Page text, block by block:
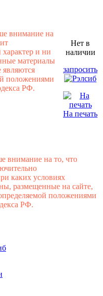
внимание на
и ни
материалы
положениями
РФ.
Нет в
наличии
запросить
На печать
внимание на то, что
каких условиях
размещенные на сайте,
положениями
РФ.